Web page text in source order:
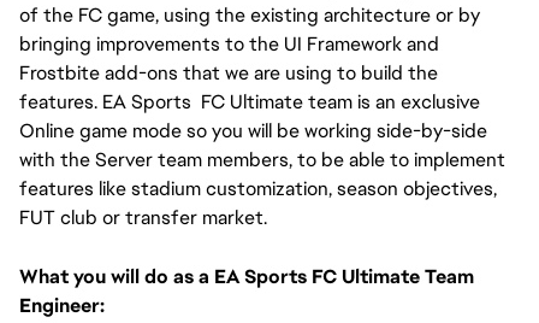
of the FC game, using the existing architecture or by
bringing improvements to the UI Framework and
Frostbite add-ons that we are using to build the
features. EA Sports FC Ultimate team is an exclusive
Online game mode so you will be working side-by-side
with the Server team members, to be able to implement
features like stadium customization, season objectives,
FUT club or transfer market.
What you will do as a EA Sports FC Ultimate Team
Engineer: